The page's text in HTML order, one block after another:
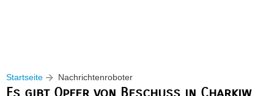
Startseite Nachrichtenroboter
Es gibt Opfer von Beschuss in Charkiw